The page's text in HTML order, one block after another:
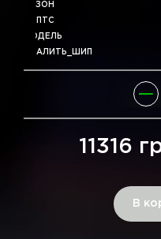
СЕЗОН
ТИПТС
МОДЕЛЬ
УДАЛИТЬ_ШИП
11316
В